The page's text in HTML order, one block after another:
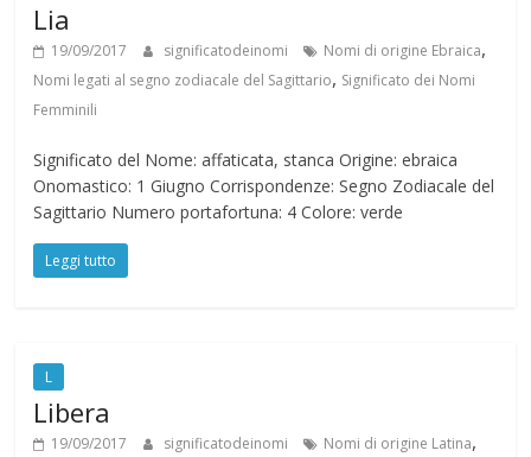
Lia
19/09/2017 significatodeinomi Nomi di origine Ebraica,
Nomi legati al segno zodiacale del Sagittario, Significato dei Nomi
Femminili
Significato del Nome: affaticata, stanca Origine: ebraica
Onomastico: 1 Giugno Corrispondenze: Segno Zodiacale del
Sagittario Numero portafortuna: 4 Colore: verde
Leggi tutto
L
Libera
19/09/2017 significatodeinomi Nomi di origine Latina,